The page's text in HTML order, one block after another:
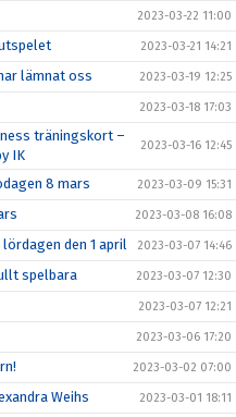
2023-03-22 11:00
2023-03-21 14:21
lämnat oss 2023-03-19 12:25
2023-03-18 17:03
träningskort –
IK
2023-03-16 12:45
8 mars 2023-03-09 15:31
2023-03-08 16:08
den 1 april 2023-03-07 14:46
spelbara 2023-03-07 12:30
2023-03-07 12:21
2023-03-06 17:20
2023-03-02 07:00
Weihs 2023-03-01 18:11